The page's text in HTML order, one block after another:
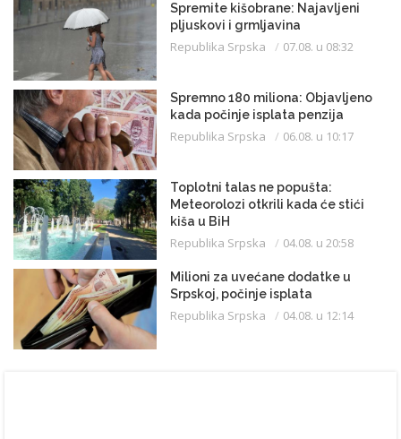
Spremite kišobrane: Najavljeni
pljuskovi i grmljavina
Republika Srpska 07.08. u 08:32
Spremno 180 miliona: Objavljeno
kada počinje isplata penzija
Republika Srpska 06.08. u 10:17
Toplotni talas ne popušta:
Meteorolozi otkrili kada će stići
kiša u BiH
Republika Srpska 04.08. u 20:58
Milioni za uvećane dodatke u
Srpskoj, počinje isplata
Republika Srpska 04.08. u 12:14